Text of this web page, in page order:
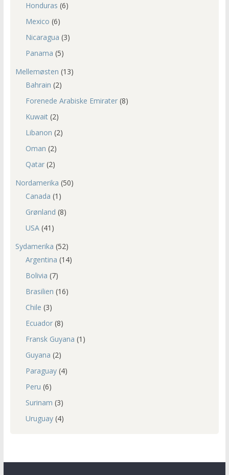
Honduras (6)
Mexico (6)
Nicaragua (3)
Panama (5)
Mellemøsten (13)
Bahrain (2)
Forenede Arabiske Emirater(8)
Kuwait(2)
Libanon (2)
Oman (2)
Qatar(2)
Nordamerika (50)
Canada (1)
Grønland (8)
USA(41)
Sydamerika (52)
Argentina (14)
Bolivia (7)
Brasilien (16)
Chile (3)
Ecuador(8)
Fransk Guyana (1)
Guyana (2)
Paraguay(4)
Peru (6)
Surinam (3)
Uruguay(4)